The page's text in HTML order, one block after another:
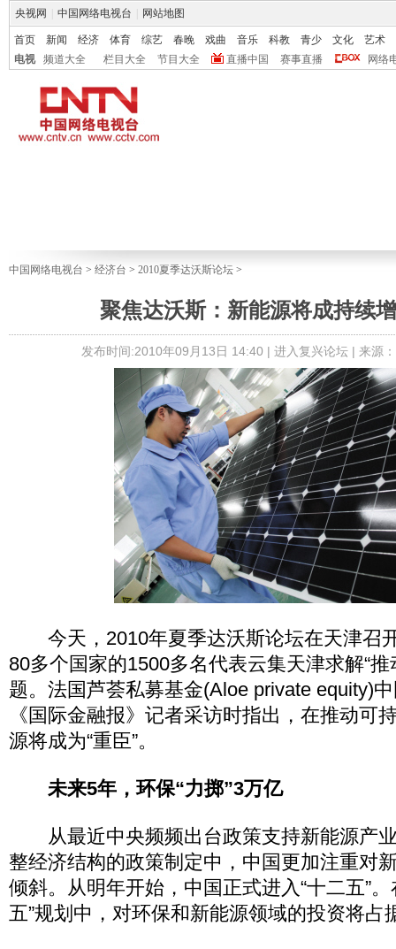
央视网 中国网络电视台 网站地图
首页 新闻 经济 体育 综艺 春晚 戏曲 音乐 科教 青少 文化
艺术
电视
频道大全 栏目大全 节目大全 直播中国 赛事直播 网络
中国网络电视台 > 经济台 > 2010夏季达沃斯论坛 >
聚焦达沃斯：新能源将成持续
发布时间:2010年09月13日 14:40 | 进入复兴论坛 | 来源
今天，2010年夏季达沃斯论坛在天津召
80多个国家的1500多名代表云集天津求解“
题。法国芦荟私募基金(Aloe private equity)
《国际金融报》记者采访时指出，在推动可
源将成为“重臣”。
未来5年，环保“力掷”3万亿
从最近中央频频出台政策支持新能源产
整经济结构的政策制定中，中国更加注重对
倾斜。从明年开始，中国正式进入“十二五”
五”规划中，对环保和新能源领域的投资将占